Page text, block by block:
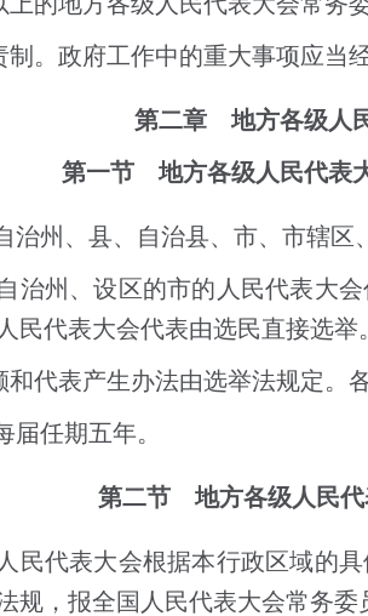
。政府工作中的重大事项应当
第二章 地方各级人
第一节 地方各级人民代表
治州、县、自治县、市、市辖区
治州、设区的市的人民代表大
民代表大会代表由选民直接选举。
代表产生办法由选举法规定。
任期五年。
第二节 地方各级人民代
民代表大会根据本行政区域的
规，报全国人民代表大会常务委